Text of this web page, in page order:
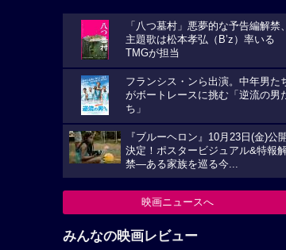
「八つ墓村」悪夢的な予告編解禁、
主題歌は松本孝弘（B’z）率いる
TMGが担当
フランシス・ンら出演。中年男た
がボートレースに挑む「逆流の男
ち」
『ブルーヘロン』10月23日(金)公開
決定！ポスタービジュアル&特報
禁―ある家族を巡る今...
映画ニュースへ
みんなの映画レビュー